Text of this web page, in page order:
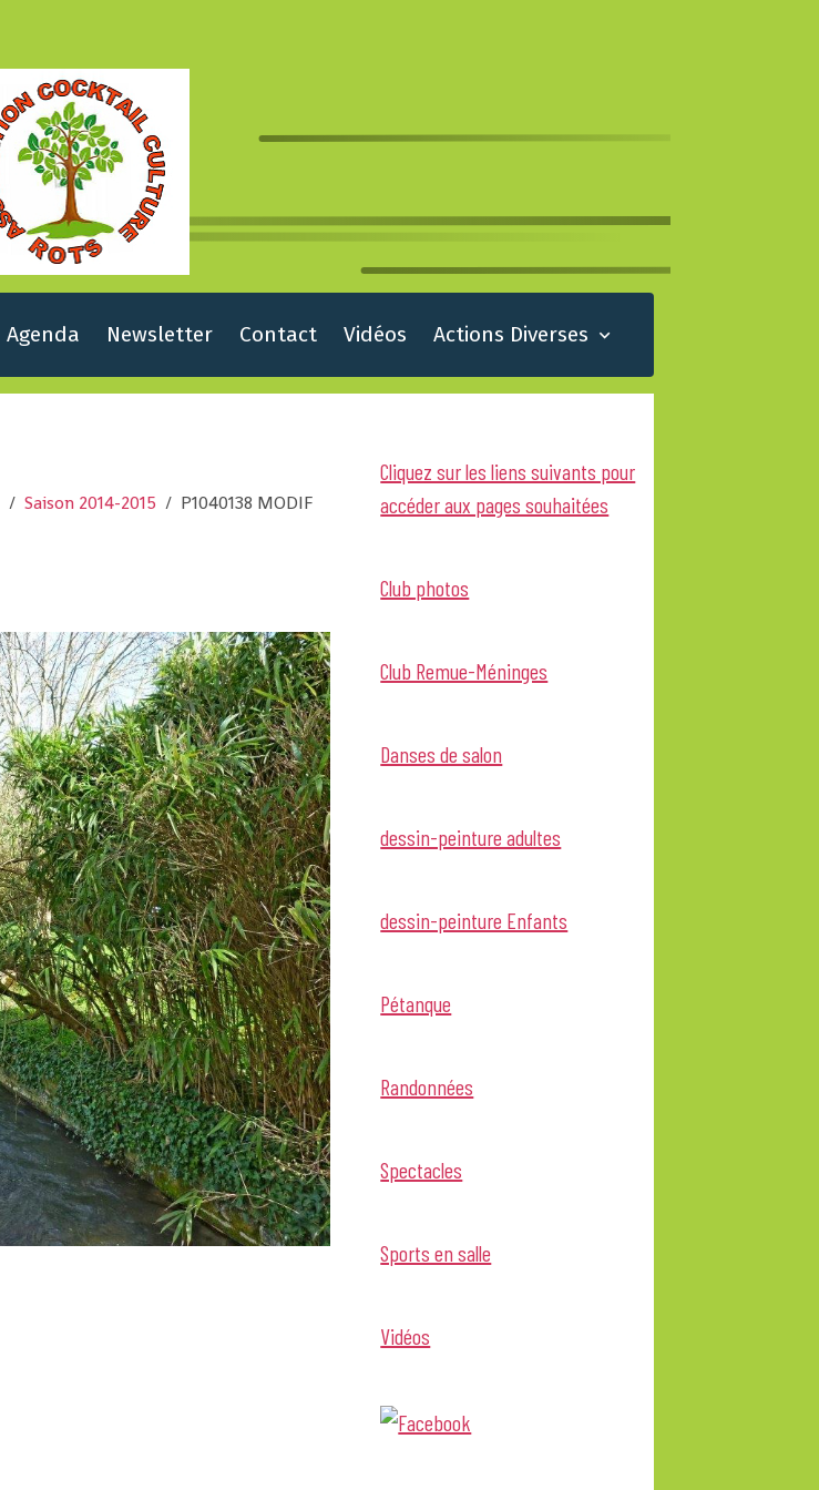
Agenda Newsletter Contact Vidéos Actions Diverses
Saison 2014-2015 P1040138 MODIF
Cliquez sur les liens suivants pour
accéder aux pages souhaitées
Club photos
Club Remue-Méninges
Danses de salon
dessin-peinture adultes
dessin-peinture Enfants
Pétanque
Randonnées
Spectacles
Sports en salle
Vidéos